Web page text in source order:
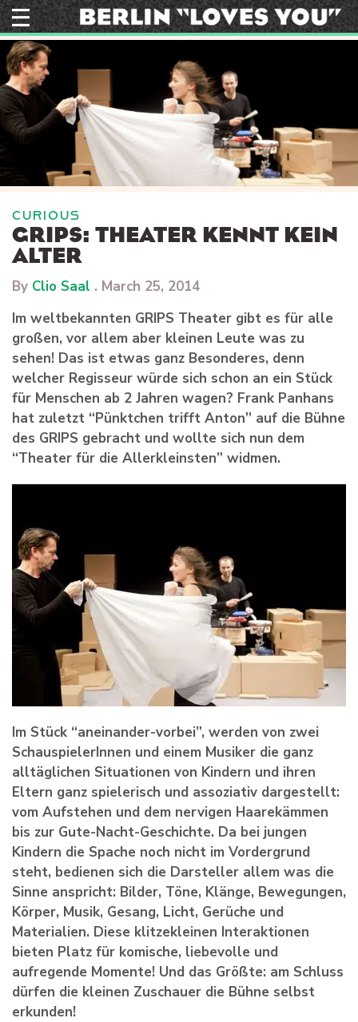
Skip
to
content
CURIOUS
GRIPS: THEATER KENNT KEIN
ALTER
By Clio Saal . March 25, 2014
Im weltbekannten GRIPS Theater gibt es für alle
großen, vor allem aber kleinen Leute was zu
sehen! Das ist etwas ganz Besonderes, denn
welcher Regisseur würde sich schon an ein Stück
für Menschen ab 2 Jahren wagen? Frank Panhans
hat zuletzt “Pünktchen trifft Anton” auf die Bühne
des GRIPS gebracht und wollte sich nun dem
“Theater für die Allerkleinsten” widmen.
Im Stück “aneinander-vorbei”, werden von zwei
SchauspielerInnen und einem Musiker die ganz
alltäglichen Situationen von Kindern und ihren
Eltern ganz spielerisch und assoziativ dargestellt:
vom Aufstehen und dem nervigen Haarekämmen
bis zur Gute-Nacht-Geschichte. Da bei jungen
Kindern die Spache noch nicht im Vordergrund
steht, bedienen sich die Darsteller allem was die
Sinne anspricht: Bilder, Töne, Klänge, Bewegungen,
Körper, Musik, Gesang, Licht, Gerüche und
Materialien. Diese klitzekleinen Interaktionen
bieten Platz für komische, liebevolle und
aufregende Momente! Und das Größte: am Schluss
dürfen die kleinen Zuschauer die Bühne selbst
erkunden!